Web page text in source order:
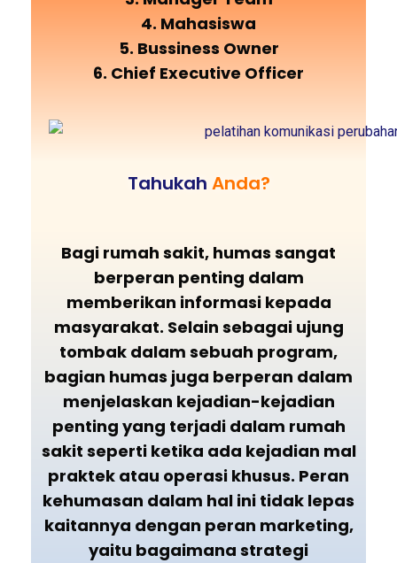
4. Mahasiswa
5. Bussiness Owner
6. Chief Executive Officer
Tahukah Anda?
Bagi rumah sakit, humas sangat
berperan penting dalam
memberikan informasi kepada
masyarakat. Selain sebagai ujung
tombak dalam sebuah program,
bagian humas juga berperan dalam
menjelaskan kejadian-kejadian
penting yang terjadi dalam rumah
sakit seperti ketika ada kejadian mal
praktek atau operasi khusus. Peran
kehumasan dalam hal ini tidak lepas
kaitannya dengan peran marketing,
yaitu bagaimana strategi